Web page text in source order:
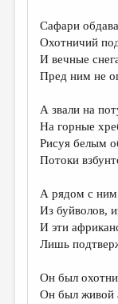
Сафари
Охотничий
И вечные
Пред ним не
А звали на
На горные
Рисуя белым
Потоки
А рядом с
Из буйволов,
И эти
Лишь
Он был
Он был живой